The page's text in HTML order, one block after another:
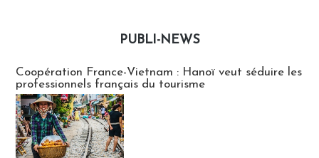
PUBLI-NEWS
Coopération France-Vietnam : Hanoï veut séduire les
professionnels français du tourisme